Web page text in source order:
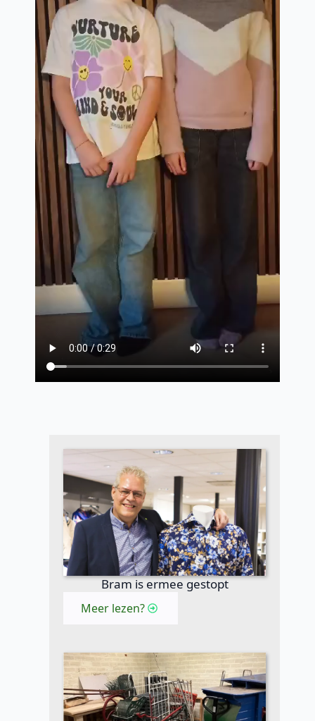
Bram is ermee gestopt
Meer lezen?